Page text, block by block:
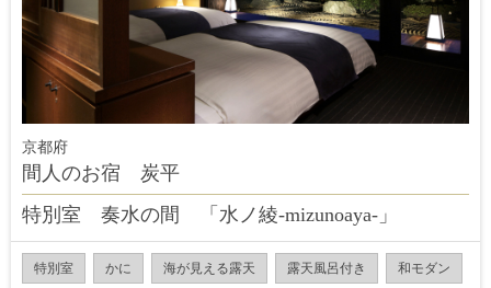
京都府
間人のお宿 炭平
特別室 奏水の間 「水ノ綾-mizunoaya-」
特別室 かに 海が見える露天 露天風呂付き 和モダン